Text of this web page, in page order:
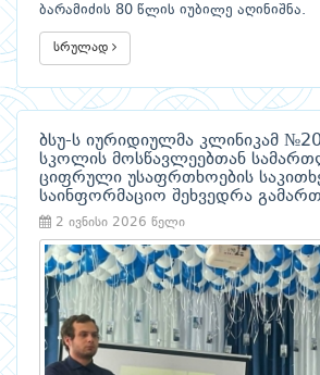
ბარამიძის 80 წლის იუბილე აღინიშნა.
სრულად
ბსუ-ს იურიდიულმა კლინიკამ
სკოლის მოსწავლეებთან
ციფრული უსაფრთხოების
საინფორმაციო შეხვედრა
2 ივნისი 2026 წელი